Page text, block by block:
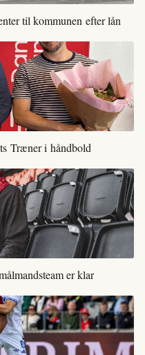
til kommunen efter lån
Træner i håndbold
er klar